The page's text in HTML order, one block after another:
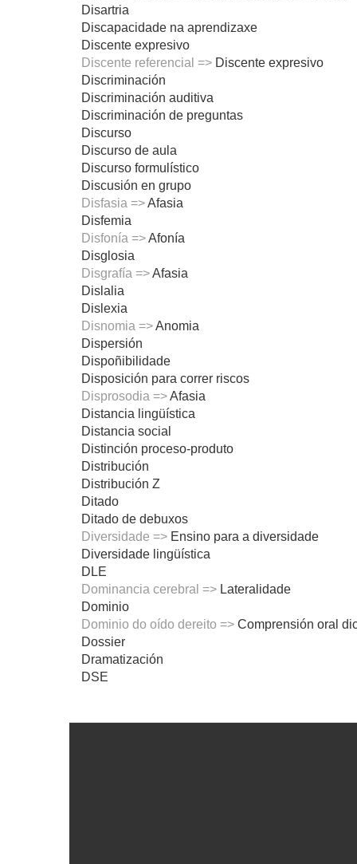
Disartria
Discapacidade na aprendizaxe
Discente expresivo
Discente referencial => Discente expresivo
Discriminación
Discriminación auditiva
Discriminación de preguntas
Discurso
Discurso de aula
Discurso formulístico
Discusión en grupo
Disfasia =>Afasia
Disfemia
Disfonía =>Afonía
Disglosia
Disgrafía =>Afasia
Dislalia
Dislexia
Disnomia =>Anomia
Dispersión
Dispoñibilidade
Disposición para correr riscos
Disprosodia =>Afasia
Distancia lingüística
Distancia social
Distinción proceso-produto
Distribución
Distribución Z
Ditado
Ditado de debuxos
Diversidade => Ensino para a diversidade
Diversidade lingüística
DLE
Dominancia cerebral => Lateralidade
Dominio
Dominio do oído dereito => Comprensión oral
Dossier
Dramatización
DSE